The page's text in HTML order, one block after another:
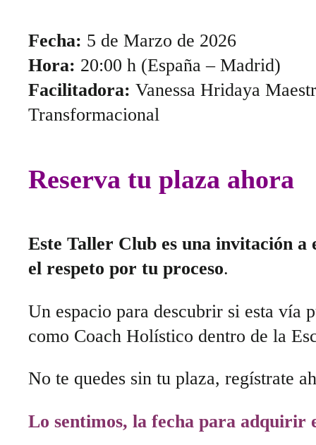
Fecha: 5 de Marzo de 2026
Hora: 20:00 h (España – Madrid)
Facilitadora: Vanessa Hridaya
Transformacional
Reserva tu plaza ahora
Este Taller Club es una invitación
el respeto por tu proceso.
Un espacio para descubrir si esta vía
como Coach Holístico dentro de la
No te quedes sin tu plaza, regístrate
Lo sentimos, la fecha para adquirir